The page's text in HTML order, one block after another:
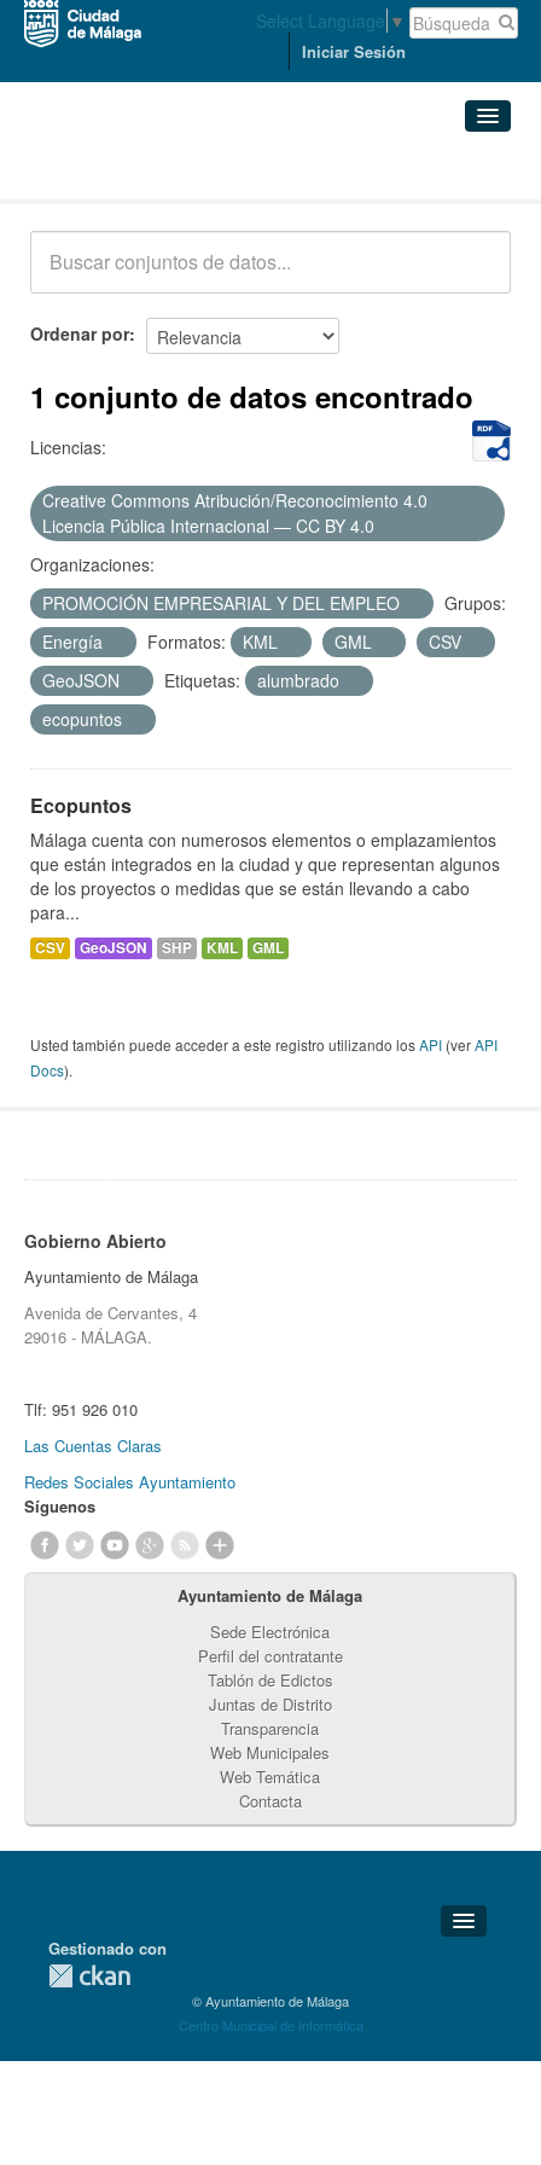
Select Language ▼
Iniciar Sesión
Acerca de
Ordenar por
1 conjunto de datos encontrado
Licencias:
Creative Commons Atribución/Reconocimiento 4.0
Licencia Pública Internacional — CC BY 4.0
Organizaciones:
PROMOCIÓN EMPRESARIAL Y DEL EMPLEO
Grupos:
Energía
Formatos: KML GML
CSV
GeoJSON
Etiquetas:
alumbrado
ecopuntos
Ecopuntos
Málaga cuenta con numerosos elementos o emplazamientos
que están integrados en la ciudad y que representan algunos
de los proyectos o medidas que se están llevando a cabo
para...
CSV GeoJSON SHP KML GML
Usted también puede acceder a este registro utilizando losAPI (verAPI
Docs).
Gobierno Abierto
Ayuntamiento de Málaga
Avenida de Cervantes, 4
29016 - MÁLAGA.
Tlf: 951 926 010
Las Cuentas Claras
Redes Sociales Ayuntamiento
Síguenos
Ayuntamiento de Málaga
Sede Electrónica
Perfil del contratante
Tablón de Edictos
Juntas de Distrito
Transparencia
Web Municipales
Web Temática
Contacta
Detalles Técnicos
Gestionado con
© Ayuntamiento de Málaga
Centro Municipal de Informática